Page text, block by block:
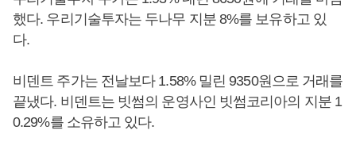
했다. 우리기술투자는 두나무 지분 8%를 보유하고 있
다.
비덴트 주가는 전날보다 1.58% 밀린 9350원으로 거래를
끝냈다. 비덴트는 빗썸의 운영사인 빗썸코리아의 지분 1
0.29%를 소유하고 있다.